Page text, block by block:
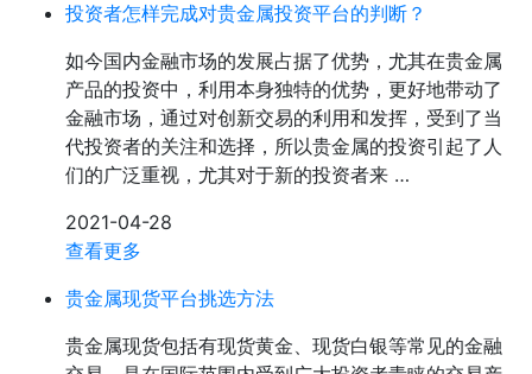
投资者怎样完成对贵金属投资平台的判断？
如今国内金融市场的发展占据了优势，尤其在贵金属
产品的投资中，利用本身独特的优势，更好地带动了
金融市场，通过对创新交易的利用和发挥，受到了当
代投资者的关注和选择，所以贵金属的投资引起了人
们的广泛重视，尤其对于新的投资者来 …
2021-04-28
查看更多
贵金属现货平台挑选方法
贵金属现货包括有现货黄金、现货白银等常见的金融